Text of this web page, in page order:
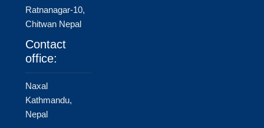
Ratnanagar-10,
Chitwan Nepal
Contact
office:
Naxal
Kathmandu,
Nepal